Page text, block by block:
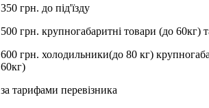
350 грн. до під'їзду
500 грн. крупногабаритні товари (до 60кг)
600 грн. холодильники(до 80 кг)
60кг)
за тарифами перевізника